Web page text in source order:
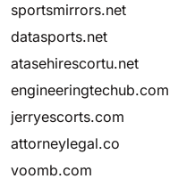
sportsmirrors.net
datasports.net
atasehirescortu.net
engineeringtechub.com
jerryescorts.com
attorneylegal.co
voomb.com